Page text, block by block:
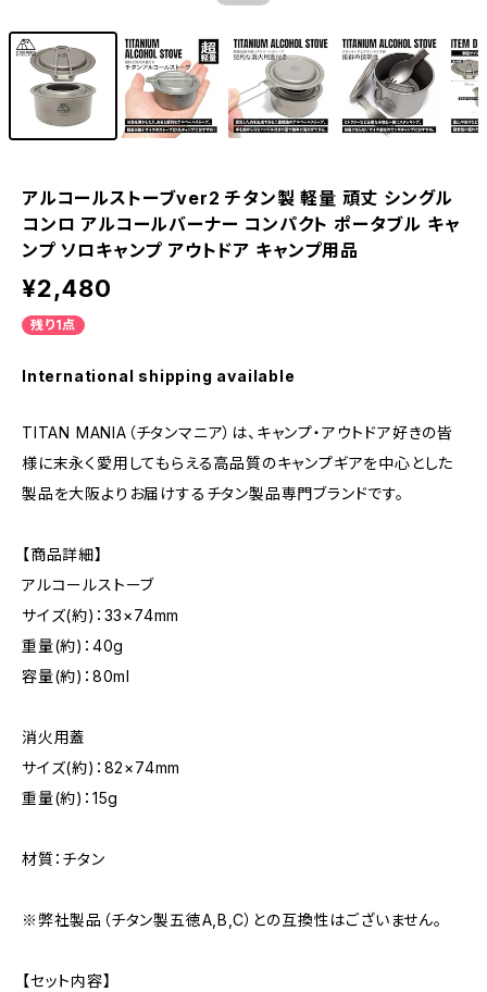
アルコールストーブver2 チタン製 軽量 頑丈 シングル
コンロ アルコールバーナー コンパクト ポータブル キャ
ンプ ソロキャンプ アウトドア キャンプ用品
¥2,480
残り1点
International shipping available
TITAN MANIA（チタンマニア）は、キャンプ・アウトドア好きの皆
様に末永く愛用してもらえる高品質のキャンプギアを中心とした
製品を大阪よりお届けするチタン製品専門ブランドです。
【商品詳細】
アルコールストーブ
サイズ(約)：33×74mm
重量(約)：40g
容量(約)：80ml
消火用蓋
サイズ(約)：82×74mm
重量(約)：15g
材質：チタン
※弊社製品（チタン製五徳A,B,C）との互換性はございません。
【セット内容】